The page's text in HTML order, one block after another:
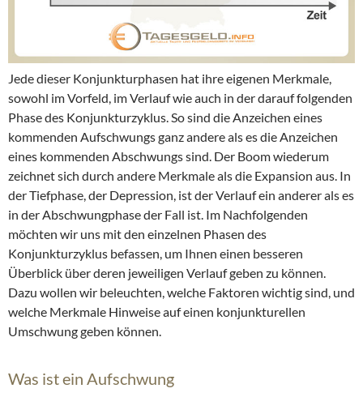
Jede dieser Konjunkturphasen hat ihre eigenen Merkmale,
sowohl im Vorfeld, im Verlauf wie auch in der darauf folgenden
Phase des Konjunkturzyklus. So sind die Anzeichen eines
kommenden Aufschwungs ganz andere als es die Anzeichen
eines kommenden Abschwungs sind. Der Boom wiederum
zeichnet sich durch andere Merkmale als die Expansion aus. In
der Tiefphase, der Depression, ist der Verlauf ein anderer als es
in der Abschwungphase der Fall ist. Im Nachfolgenden
möchten wir uns mit den einzelnen Phasen des
Konjunkturzyklus befassen, um Ihnen einen besseren
Überblick über deren jeweiligen Verlauf geben zu können.
Dazu wollen wir beleuchten, welche Faktoren wichtig sind, und
welche Merkmale Hinweise auf einen konjunkturellen
Umschwung geben können.
Was ist ein Aufschwung